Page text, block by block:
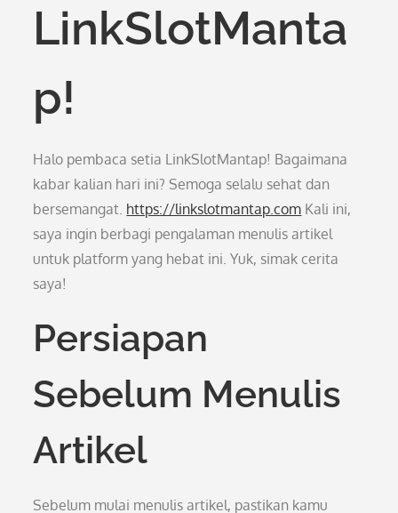
LinkSlotManta
p!
Halo pembaca setia LinkSlotMantap! Bagaimana
kabar kalian hari ini? Semoga selalu sehat dan
bersemangat. https://linkslotmantap.com Kali ini,
saya ingin berbagi pengalaman menulis artikel
untuk platform yang hebat ini. Yuk, simak cerita
saya!
Persiapan
Sebelum Menulis
Artikel
Sebelum mulai menulis artikel, pastikan kamu